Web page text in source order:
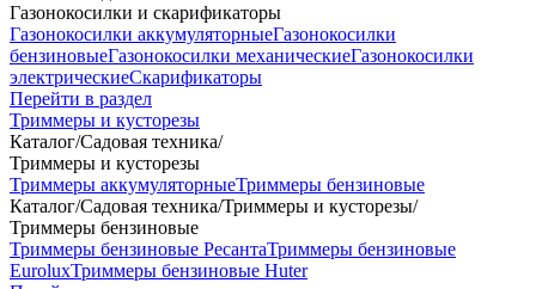
Газонокосилки и скарификаторы
Газонокосилки аккумуляторныеГазонокосилки
бензиновыеГазонокосилки механическиеГазонокосилки
электрическиеСкарификаторы
Перейти в раздел
Триммеры и кусторезы
Каталог/Садовая техника/
Триммеры и кусторезы
Триммеры аккумуляторныеТриммеры бензиновые
Каталог/Садовая техника/Триммеры и кусторезы/
Триммеры бензиновые
Триммеры бензиновые РесантаТриммеры бензиновые
EuroluxТриммеры бензиновые Huter